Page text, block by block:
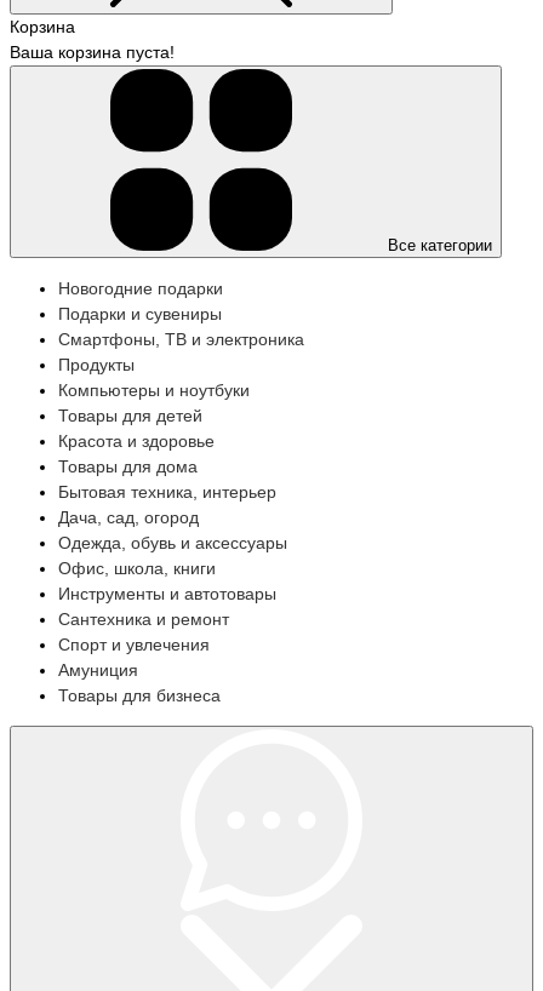
Корзина
Ваша корзина пуста!
Все категории
Новогодние подарки
Подарки и сувениры
Смартфоны, ТВ и электроника
Продукты
Компьютеры и ноутбуки
Товары для детей
Красота и здоровье
Товары для дома
Бытовая техника, интерьер
Дача, сад, огород
Одежда, обувь и аксессуары
Офис, школа, книги
Инструменты и автотовары
Сантехника и ремонт
Спорт и увлечения
Амуниция
Товары для бизнеса